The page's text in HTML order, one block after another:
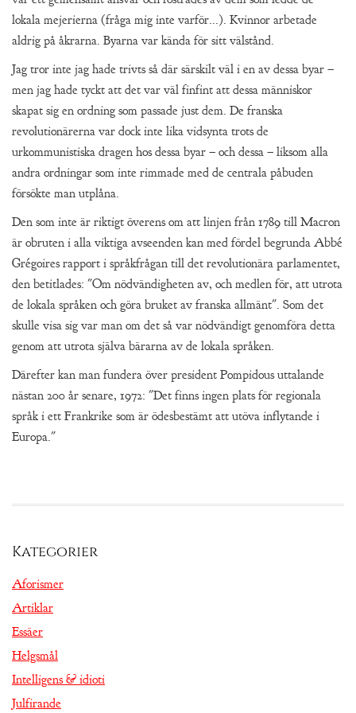
lokala mejerierna (fråga mig inte varför...). Kvinnor arbetade
aldrig på åkrarna. Byarna var kända för sitt välstånd.
Jag tror inte jag hade trivts så där särskilt väl i en av dessa byar –
men jag hade tyckt att det var väl finfint att dessa människor
skapat sig en ordning som passade just dem. De franska
revolutionärerna var dock inte lika vidsynta trots de
urkommunistiska dragen hos dessa byar – och dessa – liksom alla
andra ordningar som inte rimmade med de centrala påbuden
försökte man utplåna.
Den som inte är riktigt överens om att linjen från 1789 till Macron
är obruten i alla viktiga avseenden kan med fördel begrunda Abbé
Grégoires rapport i språkfrågan till det revolutionära parlamentet,
den betitlades: "Om nödvändigheten av, och medlen för, att utrota
de lokala språken och göra bruket av franska allmänt". Som det
skulle visa sig var man om det så var nödvändigt genomföra detta
genom att utrota själva bärarna av de lokala språken.
Därefter kan man fundera över president Pompidous uttalande
nästan 200 år senare, 1972: "Det finns ingen plats för regionala
språk i ett Frankrike som är ödesbestämt att utöva inflytande i
Europa."
Kategorier
Aforismer
Artiklar
Essäer
Helgsmål
Intelligens & idioti
Julfirande